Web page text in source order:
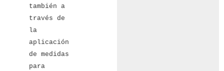
también a
través de
la
aplicación
de medidas
para